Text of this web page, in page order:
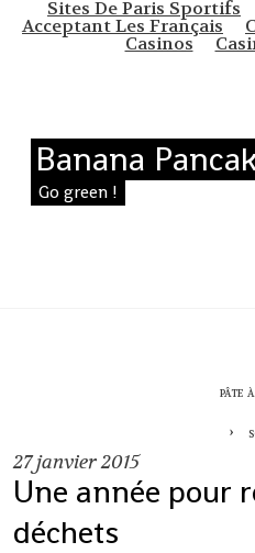
Sites De Paris Sportifs
Acceptant Les Français
Casinos
Banana
Go green !
pâte
27 janvier 2015
Une année pour
déchets